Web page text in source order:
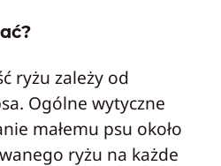
ryżu zależy od
Ogólne wytyczne
małemu psu około
ryżu na każde